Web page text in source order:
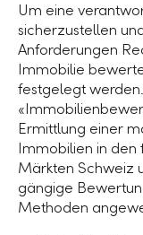
Um eine
sicherzustellen
Anforderungen
Immobilie
festgelegt
Ermittlung einer
Immobilien in den
Märkten Schweiz
gängige
Methoden